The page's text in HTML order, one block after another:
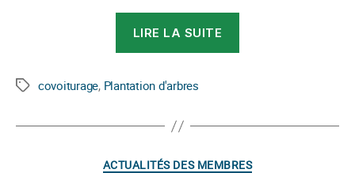
LIRE LA SUITE
Étiquettes
covoiturage, Plantation d'arbres
Catégories
ACTUALITÉS DES MEMBRES